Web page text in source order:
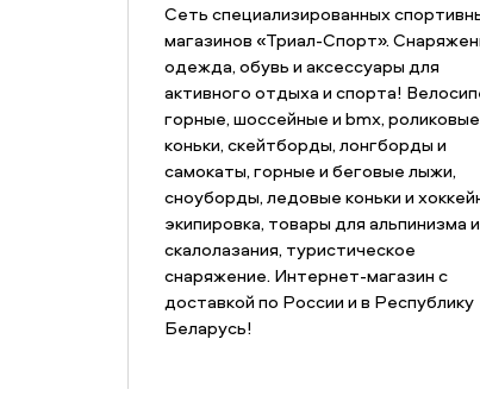
Сеть специализированных
магазинов «Триал-Спорт».
одежда, обувь и аксессуары для
активного отдыха и спорта!
горные, шоссейные и bmx, роликовые
коньки, скейтборды, лонгборды и
самокаты, горные и беговые лыжи,
сноуборды, ледовые коньки и
экипировка, товары для альпинизма и
скалолазания, туристическое
снаряжение. Интернет-магазин с
доставкой по России и в Республику
Беларусь!